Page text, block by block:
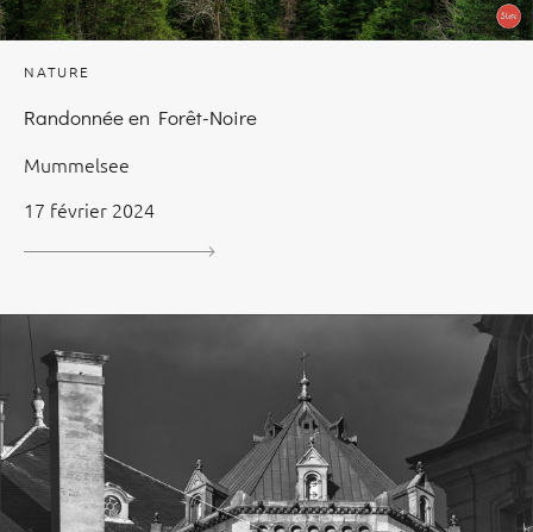
NATURE
Randonnée en Forêt-Noire
Mummelsee
17 février 2024